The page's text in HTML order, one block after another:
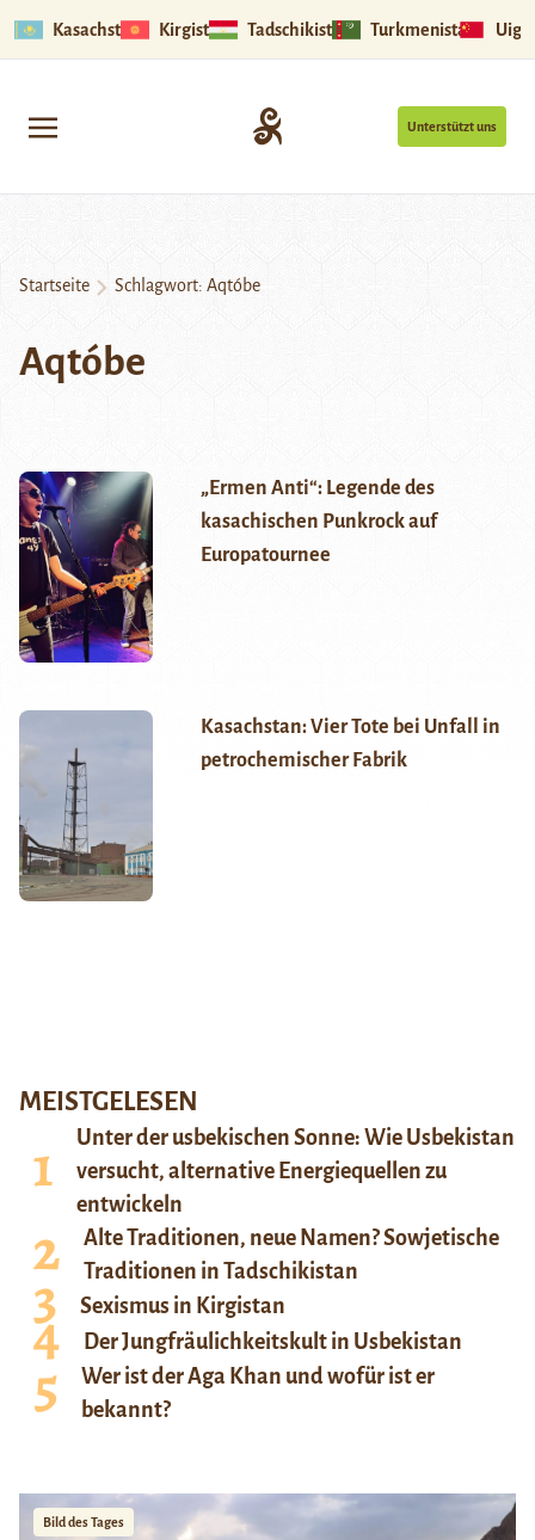
Kasachstan Kirgistan Tadschikistan Turkmenistan
Unterstützt uns
Startseite Schlagwort: Aqtóbe
Aqtóbe
„Ermen Anti“: Legende des
kasachischen Punkrock auf
Europatournee
Kasachstan: Vier Tote bei Unfall in
petrochemischer Fabrik
MEISTGELESEN
Unter der usbekischen Sonne: Wie Usbekistan
versucht, alternative Energiequellen zu
entwickeln
Alte Traditionen, neue Namen? Sowjetische
Traditionen in Tadschikistan
Sexismus in Kirgistan
Der Jungfräulichkeitskult in Usbekistan
Wer ist der Aga Khan und wofür ist er
bekannt?
Bild des Tages